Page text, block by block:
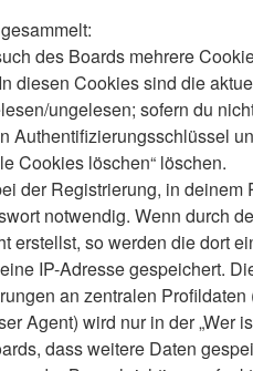
des Boards mehrere
diesen Cookies sind die
ungelesen; sofern du
Authentifizierungsschlüssel
Cookies löschen“ löschen.
der Registrierung, in
notwendig. Wenn durch
erstellst, so werden die dort
IP-Adresse gespeichert.
an zentralen
Agent) wird nur in der „Wer
dass weitere Daten